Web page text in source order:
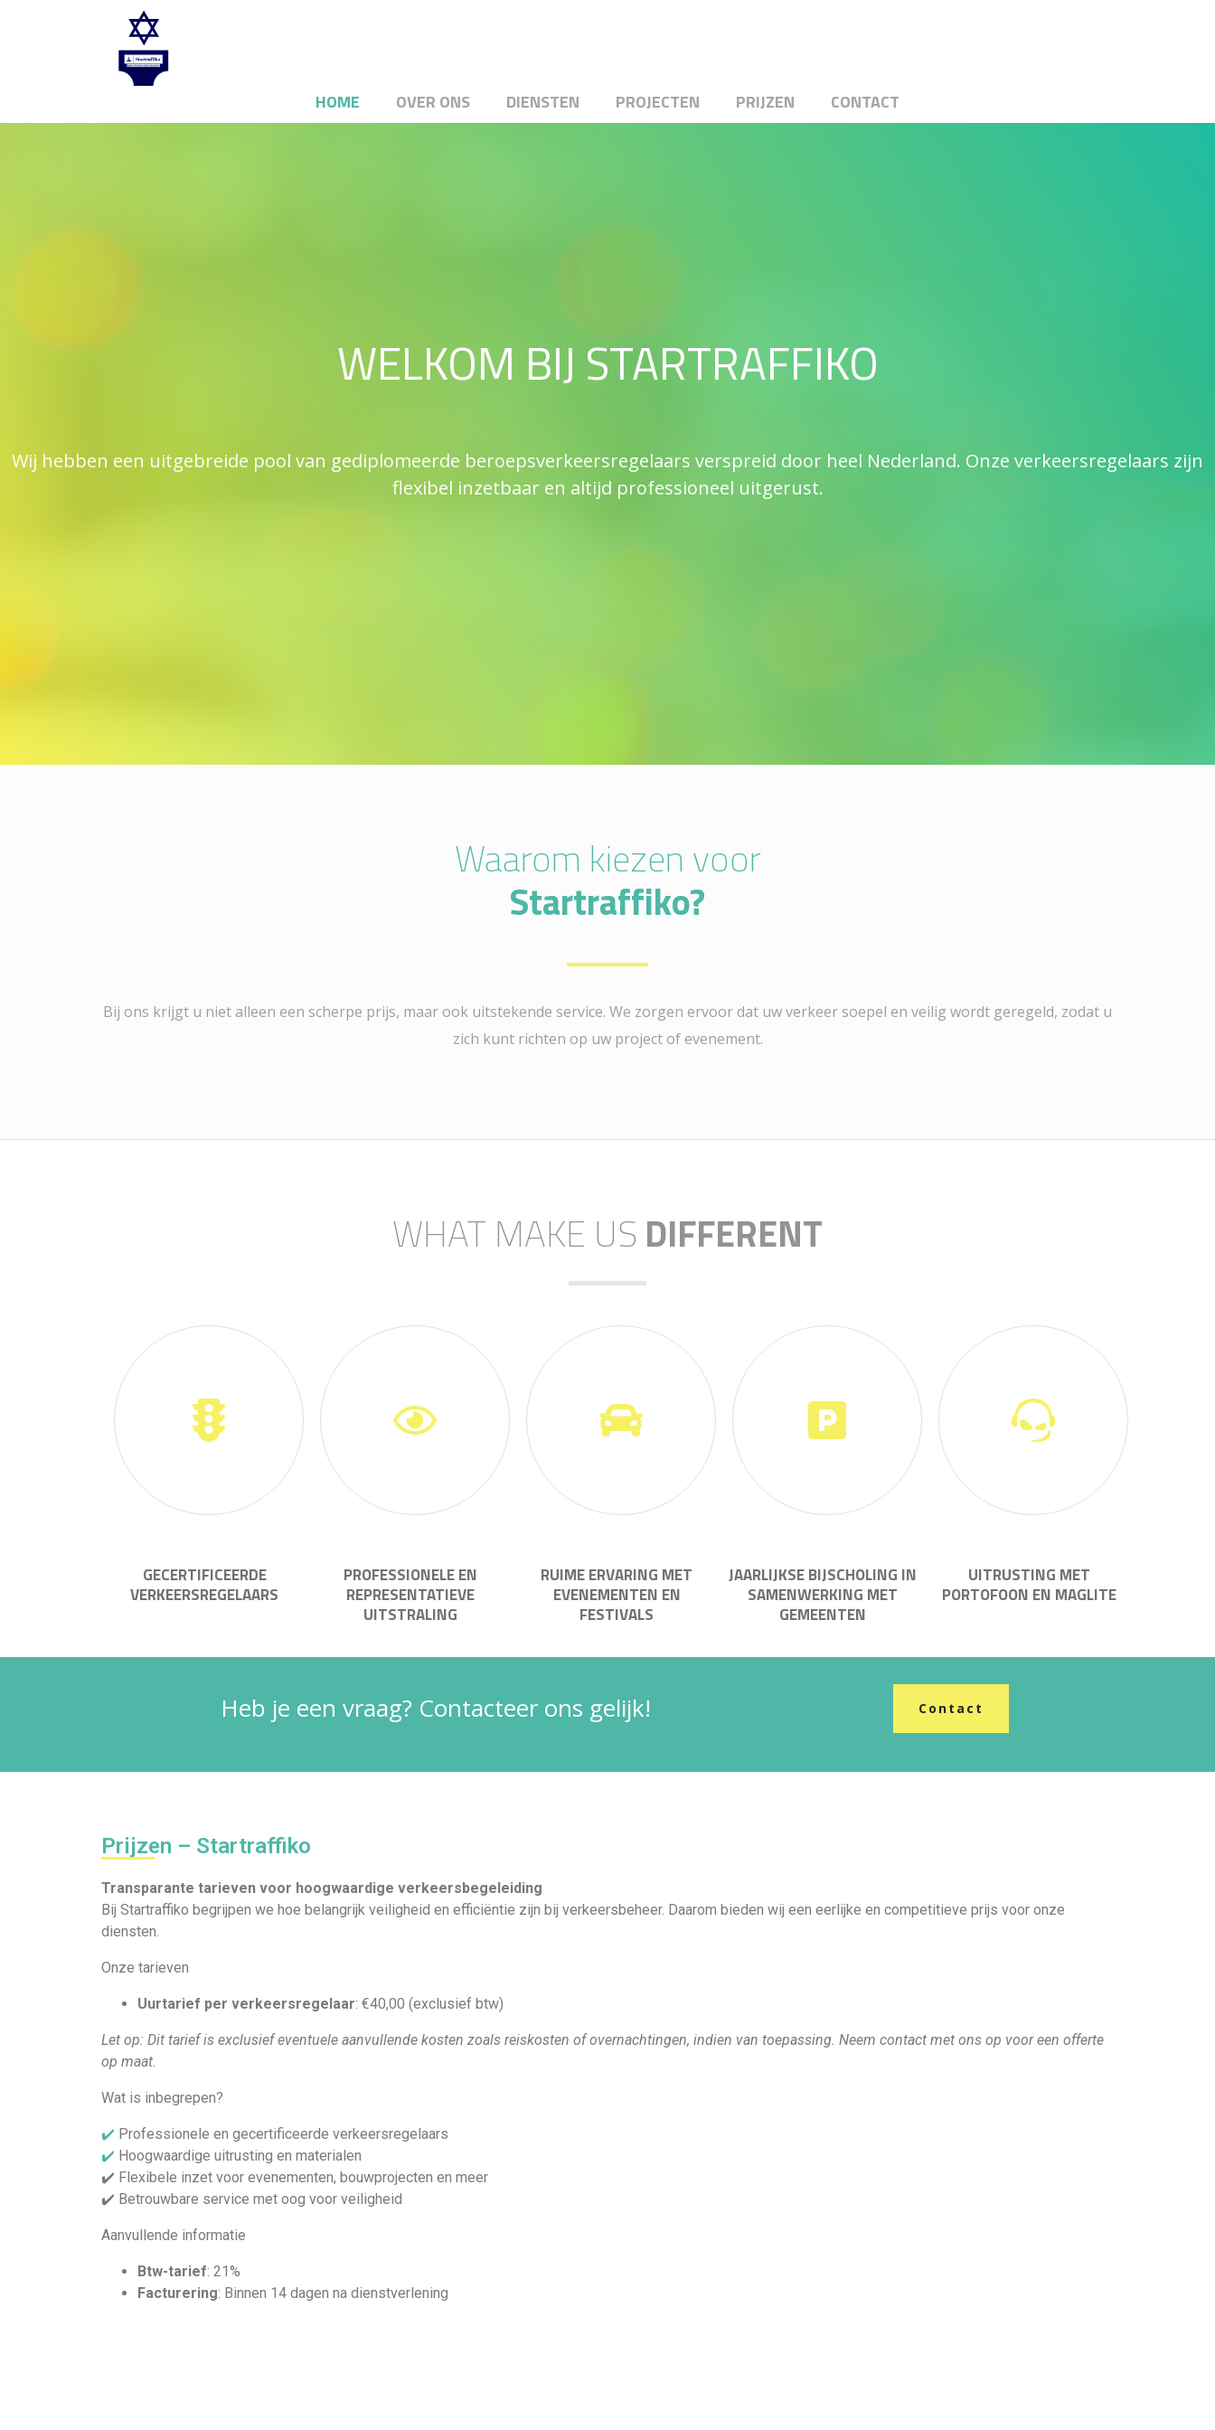
HOME OVER ONS DIENSTEN PROJECTEN PRIJZEN CONTACT
WELKOM BIJ STARTRAFFIKO
Wij hebben een uitgebreide pool van gediplomeerde beroepsverkeersregelaars verspreid door heel Nederland. Onze verkeersregelaars zijn
flexibel inzetbaar en altijd professioneel uitgerust.
Waarom kiezen voor
Startraffiko?
Bij ons krijgt u niet alleen een scherpe prijs, maar ook uitstekende service. We zorgen ervoor dat uw verkeer soepel en veilig wordt geregeld, zodat u
zich kunt richten op uw project of evenement.
WHAT MAKE US DIFFERENT
GECERTIFICEERDE
VERKEERSREGELAARS
PROFESSIONELE EN
REPRESENTATIEVE
UITSTRALING
RUIME ERVARING MET
EVENEMENTEN EN
FESTIVALS
JAARLIJKSE BIJSCHOLING IN
SAMENWERKING MET
GEMEENTEN
UITRUSTING MET
PORTOFOON EN MAGLITE
Heb je een vraag? Contacteer ons gelijk! Contact
Prijzen – Startraffiko
Transparante tarieven voor hoogwaardige verkeersbegeleiding
Bij Startraffiko begrijpen we hoe belangrijk veiligheid en efficiëntie zijn bij verkeersbeheer. Daarom bieden wij een eerlijke en competitieve prijs voor onze
diensten.
Onze tarieven
Uurtarief per verkeersregelaar: €40,00 (exclusief btw)
Let op: Dit tarief is exclusief eventuele aanvullende kosten zoals reiskosten of overnachtingen, indien van toepassing. Neem contact met ons op voor een offerte
op maat.
Wat is inbegrepen?
✔ Professionele en gecertificeerde verkeersregelaars
✔ Hoogwaardige uitrusting en materialen
✔ Flexibele inzet voor evenementen, bouwprojecten en meer
✔ Betrouwbare service met oog voor veiligheid
Aanvullende informatie
Btw-tarief: 21%
Facturering: Binnen 14 dagen na dienstverlening